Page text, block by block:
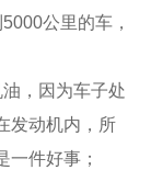
公里的车，
，因为车子处
发动机内，所
一件好事；